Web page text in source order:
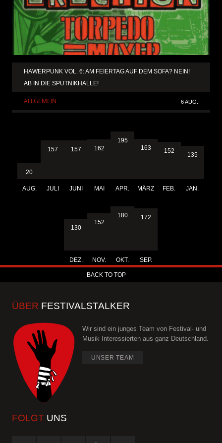
HAWERPUNK VOL. 6: AM FEIERTAG AUF DEM SOFA? NEIN!
AB IN DIE SPUTNIKHALLE!
ALLGEMEIN 6 AUG.
20
AUG.
157
JULI
157
JUNI
162
MAI
195
APR.
163
MÄRZ
152
FEB.
135
JAN.
130
DEZ.
152
NOV.
180
OKT.
172
SEP.
BACK TO TOP
ÜBER FESTIVALSTALKER
Wir sind ein junges Team von Festival- und
Musik Interessierten aus ganz Deutschland.
UNSER TEAM
FOLGT UNS